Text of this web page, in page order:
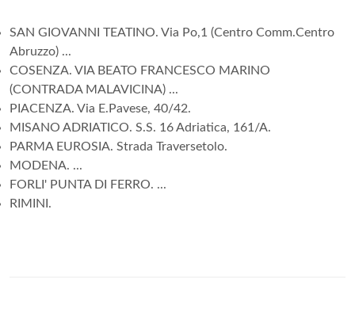
SAN GIOVANNI TEATINO. Via Po,1 (Centro Comm.Centro
Abruzzo) ...
COSENZA. VIA BEATO FRANCESCO MARINO
(CONTRADA MALAVICINA) ...
PIACENZA. Via E.Pavese, 40/42.
MISANO ADRIATICO. S.S. 16 Adriatica, 161/A.
PARMA EUROSIA. Strada Traversetolo.
MODENA. ...
FORLI' PUNTA DI FERRO. ...
RIMINI.